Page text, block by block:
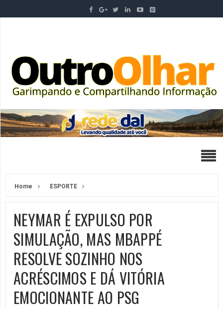
Home ESPORTE
NEYMAR É EXPULSO POR
SIMULAÇÃO, MAS MBAPPÉ
RESOLVE SOZINHO NOS
ACRÉSCIMOS E DÁ VITÓRIA
EMOCIONANTE AO PSG